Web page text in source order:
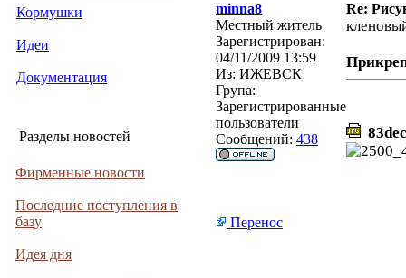
Кормушки
Идеи
Документация
Разделы новостей
Фирменные новости
Последние поступления в
базу
Идея дня
minna8
Re:
Местный житель
Зарегистрирован:
04/11/2009 13:59
Из: ИЖЕВСК
Група:
Зарегистрированные
пользователи
Сообщений: 438
Перенос